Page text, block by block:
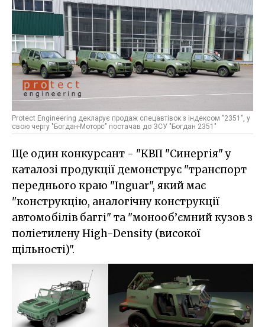
Protect Engineering декларує продаж спецавтівок з індексом "2351", у
свою чергу "Богдан-Моторс" постачав до ЗСУ "Богдан 2351"
Ще один конкурсант - "КВП "Синергія" у
каталозі продукції демонструє "транспорт
переднього краю "Inguar", який має
"конструкцію, аналогічну конструкції
автомобілів баггі" та "монооб’ємний кузов з
поліетилену High-Density (високої
щільності)".